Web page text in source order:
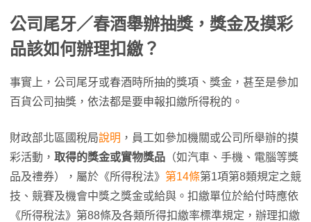
公司尾牙／春酒舉辦抽獎，獎金及摸彩
品該如何辦理扣繳？
事實上，公司尾牙或春酒時所抽的獎項、獎金，甚至是參加
百貨公司抽獎，依法都是要申報扣繳所得稅的。
財政部北區國稅局說明 ，員工如參加機關或公司所舉辦的摸
彩活動， 取得的獎金或實物獎品 （如汽車、手機、電腦等獎
品及禮券），屬於《所得稅法》 第14條第1項第8類規定之競
技、競賽及機會中獎之獎金或給與。扣繳單位於給付時應依
《所得稅法》第88條及各類所得扣繳率標準規定，辦理扣繳